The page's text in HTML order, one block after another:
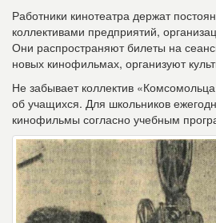
Работники кинотеатра держат
коллективами предприятий,
Они распространяют билеты на
новых кинофильмах, организуют
Не забывает коллектив
об учащихся. Для школьников
кинофильмы согласно учебным